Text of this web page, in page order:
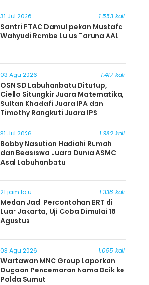
31 Jul 2026 1.553 kali
Santri PTAC Damulipekan Mustafa
Wahyudi Rambe Lulus Taruna AAL
03 Agu 2026 1.417 kali
OSN SD Labuhanbatu Ditutup,
Ciello Situngkir Juara Matematika,
Sultan Khadafi Juara IPA dan
Timothy Rangkuti Juara IPS
31 Jul 2026 1.382 kali
Bobby Nasution Hadiahi Rumah
dan Beasiswa Juara Dunia ASMC
Asal Labuhanbatu
21 jam lalu 1.338 kali
Medan Jadi Percontohan BRT di
Luar Jakarta, Uji Coba Dimulai 18
Agustus
03 Agu 2026 1.055 kali
Wartawan MNC Group Laporkan
Dugaan Pencemaran Nama Baik ke
Polda Sumut